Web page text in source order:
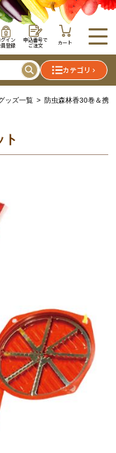
イン
登録
申込番号で
ご注文 カート
カテゴリ
ッズ一覧 > 防虫森林香30巻＆携
ト